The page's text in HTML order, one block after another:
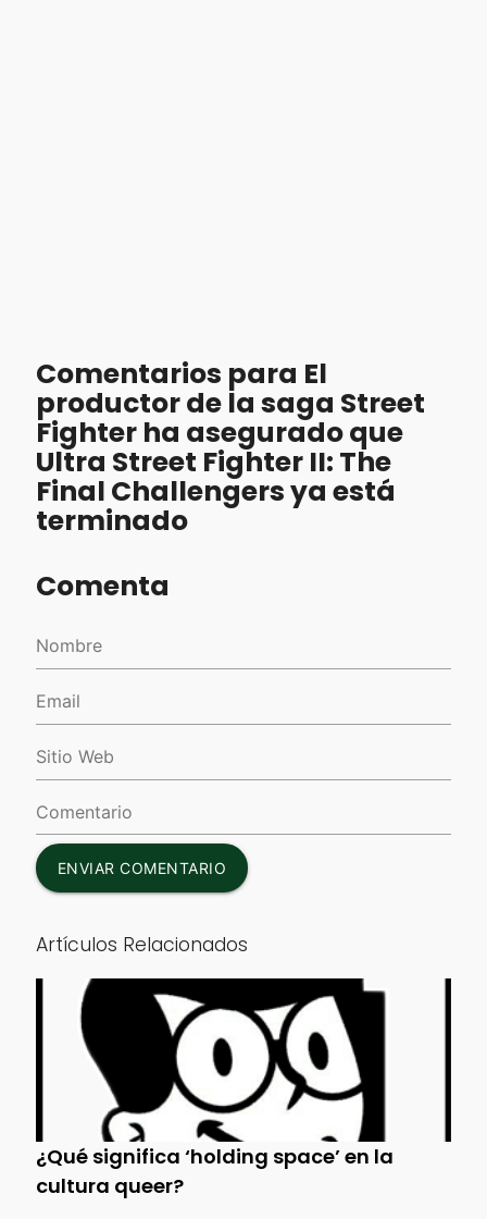
Comentarios para El
productor de la saga Street
Fighter ha asegurado que
Ultra Street Fighter II: The
Final Challengers ya está
terminado
Comenta
ENVIAR COMENTARIO
Artículos Relacionados
¿Qué significa ‘holding space’ en la
cultura queer?